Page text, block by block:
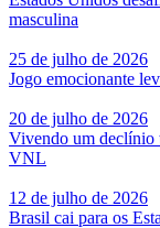
masculina
25 de julho de 2026
Jogo emocionante
20 de julho de 2026
Vivendo um declínio
VNL
12 de julho de 2026
Brasil cai para os